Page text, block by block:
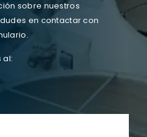
sobre nuestros
en contactar con
al: